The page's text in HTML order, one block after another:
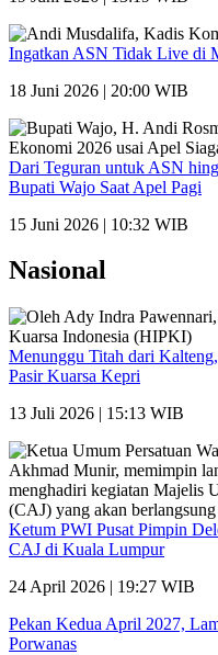
Ingatkan ASN Tidak Live di
18 Juni 2026 | 20:00 WIB
Dari Teguran untuk ASN
Bupati Wajo Saat Apel Pagi
15 Juni 2026 | 10:32 WIB
Nasional
Menunggu Titah dari
Pasir Kuarsa Kepri
13 Juli 2026 | 15:13 WIB
Ketum PWI Pusat Pimpin
CAJ di Kuala Lumpur
24 April 2026 | 19:27 WIB
Pekan Kedua April 2027,
Porwanas